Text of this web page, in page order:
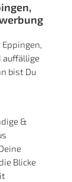
auffällige
bist Du
&
Blicke